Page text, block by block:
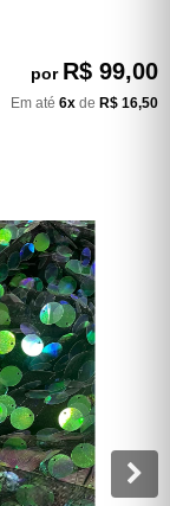
por R$ 99,00
Em até 6x de R$ 16,50